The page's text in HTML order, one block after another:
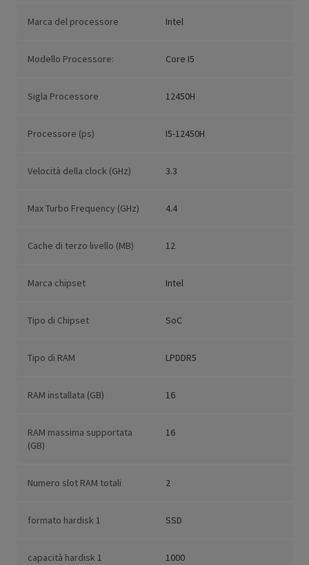
Marca del processore Intel
Modello Processore: Core I5
Sigla Processore 12450H
Processore (ps) I5-12450H
Velocità della clock (GHz) 3.3
Max Turbo Frequency (GHz) 4.4
Cache di terzo livello (MB) 12
Marca chipset Intel
Tipo di Chipset SoC
Tipo di RAM LPDDR5
RAM installata (GB) 16
RAM massima supportata
(GB)
16
Numero slot RAM totali 2
formato hardisk 1 SSD
capacità hardisk 1 1000